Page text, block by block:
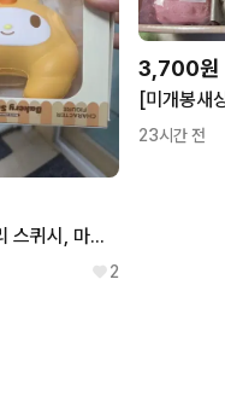
산리오 베이커리 스퀴시, 마이멜로디 말랑이
2
3,700원
23시간 전